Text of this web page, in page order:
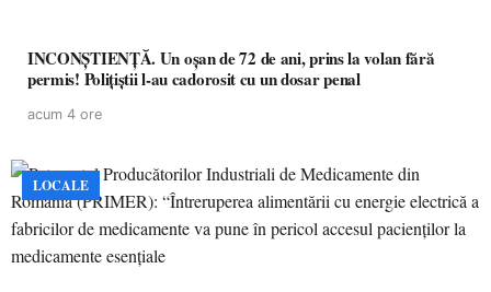
INCONȘTIENȚĂ. Un oșan de 72 de ani, prins la volan fără
permis! Polițiștii l-au cadorosit cu un dosar penal
acum 4 ore
LOCALE